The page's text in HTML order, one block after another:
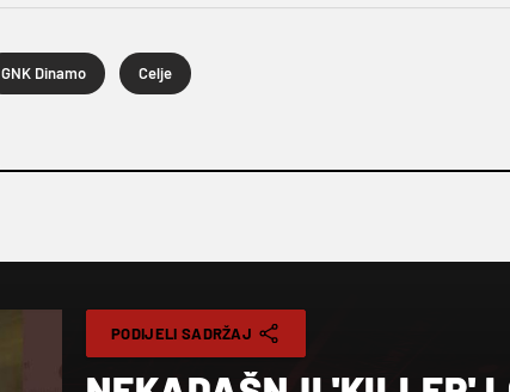
GNK Dinamo Celje
PODIJELI SADRŽAJ